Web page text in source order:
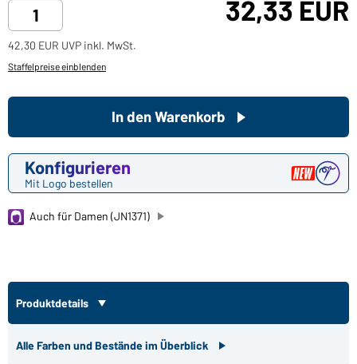
32,33 EUR
42,30 EUR UVP inkl. MwSt.
Staffelpreise einblenden
Konfigurieren
Mit Logo bestellen
In den Warenkorb
Auch für Damen (JN1371)
Produktdetails
Alle Farben und Bestände im Überblick